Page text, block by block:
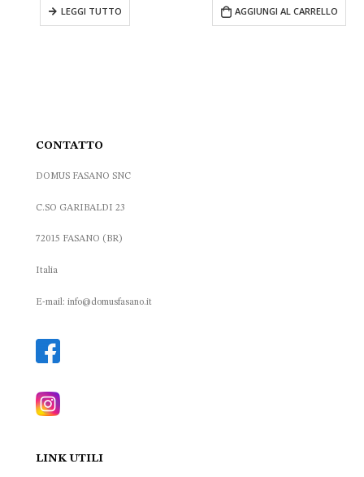
108.00 €.
attuale
290.00 €.
AGGIUNGI AL CARRELLO era:
LEGGI
CONTATTO
DOMUS FASANO SNC
C.SO GARIBALDI 23
72015 FASANO (BR)
Italia
E-mail: info@domusfasano.it
LINK UTILI